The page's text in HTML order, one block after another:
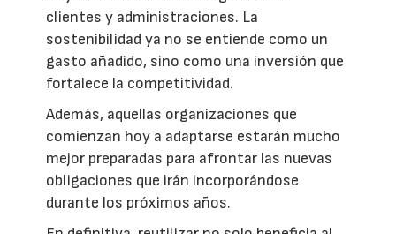
clientes y administraciones. La
sostenibilidad ya no se entiende como un
gasto añadido, sino como una inversión que
fortalece la competitividad.
Además, aquellas organizaciones que
comienzan hoy a adaptarse estarán mucho
mejor preparadas para afrontar las nuevas
obligaciones que irán incorporándose
durante los próximos años.